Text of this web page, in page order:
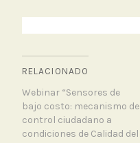
RELACIONADO
Webinar “Sensores de
bajo costo: mecanismo de
control ciudadano a
condiciones de Calidad del